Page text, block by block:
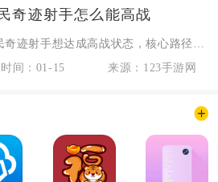
奇迹射手怎么能高战
时间：01-15
来源：123手游网